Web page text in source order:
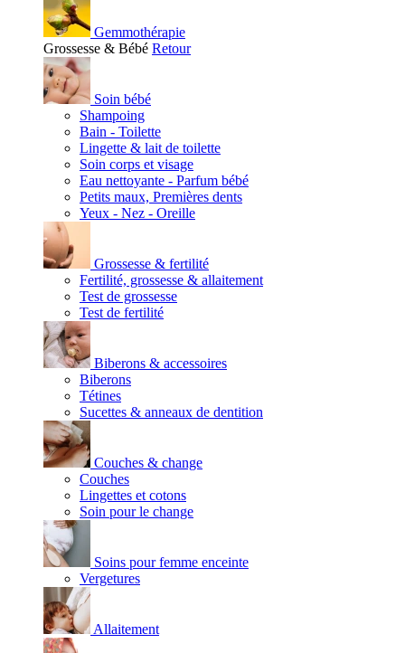
Gemmothérapie
Grossesse & Bébé Retour
Soin bébé
Shampoing
Bain - Toilette
Lingette & lait de toilette
Soin corps et visage
Eau nettoyante - Parfum bébé
Petits maux, Premières dents
Yeux - Nez - Oreille
Grossesse & fertilité
Fertilité, grossesse & allaitement
Test de grossesse
Test de fertilité
Biberons & accessoires
Biberons
Tétines
Sucettes & anneaux de dentition
Couches & change
Couches
Lingettes et cotons
Soin pour le change
Soins pour femme enceinte
Vergetures
Allaitement